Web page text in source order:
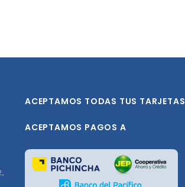
ACEPTAMOS TODAS TUS TARJETAS
ACEPTAMOS PAGOS A